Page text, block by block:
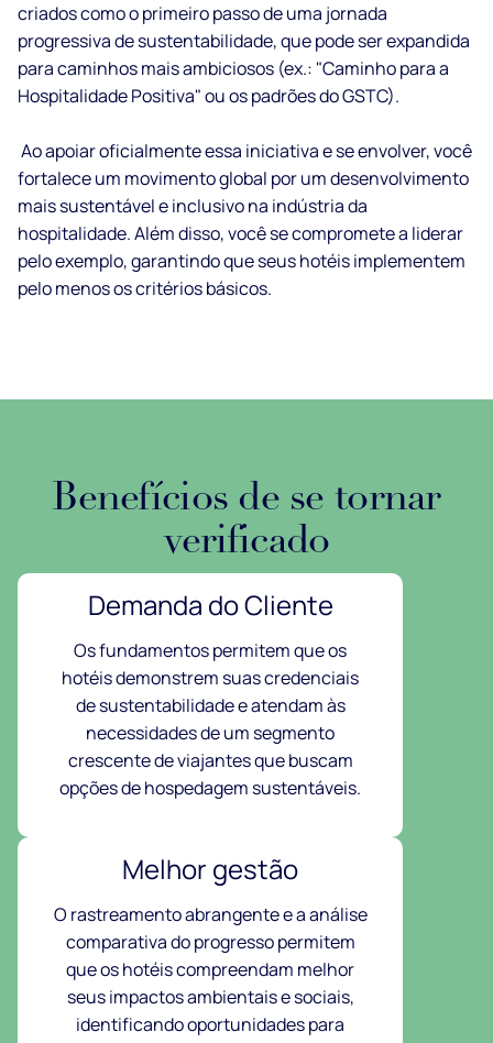
criados como o primeiro passo de uma jornada
progressiva de sustentabilidade, que pode ser expandida
para caminhos mais ambiciosos (ex.: "Caminho para a
Hospitalidade Positiva" ou os padrões do GSTC).
Ao apoiar oficialmente essa iniciativa e se envolver, você
fortalece um movimento global por um desenvolvimento
mais sustentável e inclusivo na indústria da
hospitalidade. Além disso, você se compromete a liderar
pelo exemplo, garantindo que seus hotéis implementem
pelo menos os critérios básicos.
Benefícios de se tornar
verificado
Demanda do Cliente
Os fundamentos permitem que os
hotéis demonstrem suas credenciais
de sustentabilidade e atendam às
necessidades de um segmento
crescente de viajantes que buscam
opções de hospedagem sustentáveis.
Melhor gestão
O rastreamento abrangente e a análise
comparativa do progresso permitem
que os hotéis compreendam melhor
seus impactos ambientais e sociais,
identificando oportunidades para